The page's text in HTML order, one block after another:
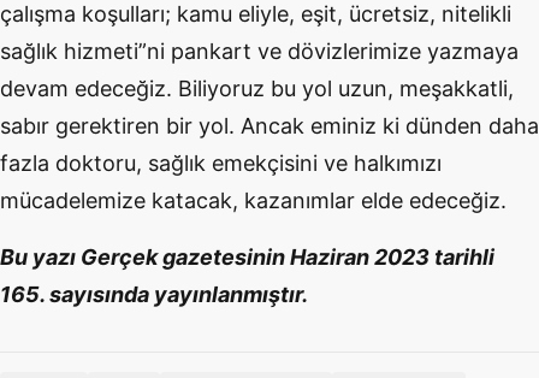
çalışma koşulları; kamu eliyle, eşit, ücretsiz, nitelikli
sağlık hizmeti”ni pankart ve dövizlerimize yazmaya
devam edeceğiz. Biliyoruz bu yol uzun, meşakkatli,
sabır gerektiren bir yol. Ancak eminiz ki dünden daha
fazla doktoru, sağlık emekçisini ve halkımızı
mücadelemize katacak, kazanımlar elde edeceğiz.
Bu yazı Gerçek gazetesinin Haziran 2023 tarihli
165. sayısında yayınlanmıştır.